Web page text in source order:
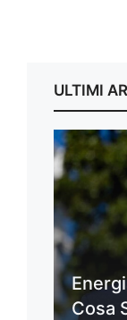
ULTIMI
Cosa